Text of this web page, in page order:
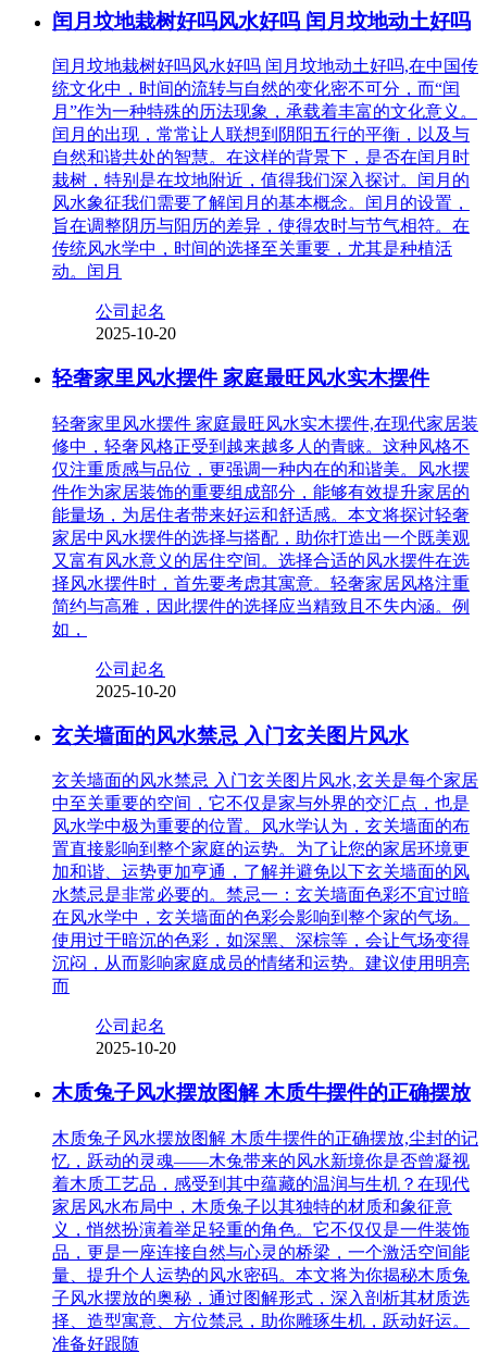
闰月坟地栽树好吗风水好吗 闰月坟地动土好吗
闰月坟地栽树好吗风水好吗 闰月坟地动土好吗,在中国传
统文化中，时间的流转与自然的变化密不可分，而“闰
月”作为一种特殊的历法现象，承载着丰富的文化意义。
闰月的出现，常常让人联想到阴阳五行的平衡，以及与
自然和谐共处的智慧。在这样的背景下，是否在闰月时
栽树，特别是在坟地附近，值得我们深入探讨。闰月的
风水象征我们需要了解闰月的基本概念。闰月的设置，
旨在调整阴历与阳历的差异，使得农时与节气相符。在
传统风水学中，时间的选择至关重要，尤其是种植活
动。闰月
公司起名
2025-10-20
轻奢家里风水摆件 家庭最旺风水实木摆件
轻奢家里风水摆件 家庭最旺风水实木摆件,在现代家居装
修中，轻奢风格正受到越来越多人的青睐。这种风格不
仅注重质感与品位，更强调一种内在的和谐美。风水摆
件作为家居装饰的重要组成部分，能够有效提升家居的
能量场，为居住者带来好运和舒适感。本文将探讨轻奢
家居中风水摆件的选择与搭配，助你打造出一个既美观
又富有风水意义的居住空间。选择合适的风水摆件在选
择风水摆件时，首先要考虑其寓意。轻奢家居风格注重
简约与高雅，因此摆件的选择应当精致且不失内涵。例
如，
公司起名
2025-10-20
玄关墙面的风水禁忌 入门玄关图片风水
玄关墙面的风水禁忌 入门玄关图片风水,玄关是每个家居
中至关重要的空间，它不仅是家与外界的交汇点，也是
风水学中极为重要的位置。风水学认为，玄关墙面的布
置直接影响到整个家庭的运势。为了让您的家居环境更
加和谐、运势更加亨通，了解并避免以下玄关墙面的风
水禁忌是非常必要的。禁忌一：玄关墙面色彩不宜过暗
在风水学中，玄关墙面的色彩会影响到整个家的气场。
使用过于暗沉的色彩，如深黑、深棕等，会让气场变得
沉闷，从而影响家庭成员的情绪和运势。建议使用明亮
而
公司起名
2025-10-20
木质兔子风水摆放图解 木质牛摆件的正确摆放
木质兔子风水摆放图解 木质牛摆件的正确摆放,尘封的记
忆，跃动的灵魂——木兔带来的风水新境你是否曾凝视
着木质工艺品，感受到其中蕴藏的温润与生机？在现代
家居风水布局中，木质兔子以其独特的材质和象征意
义，悄然扮演着举足轻重的角色。它不仅仅是一件装饰
品，更是一座连接自然与心灵的桥梁，一个激活空间能
量、提升个人运势的风水密码。本文将为你揭秘木质兔
子风水摆放的奥秘，通过图解形式，深入剖析其材质选
择、造型寓意、方位禁忌，助你雕琢生机，跃动好运。
准备好跟随